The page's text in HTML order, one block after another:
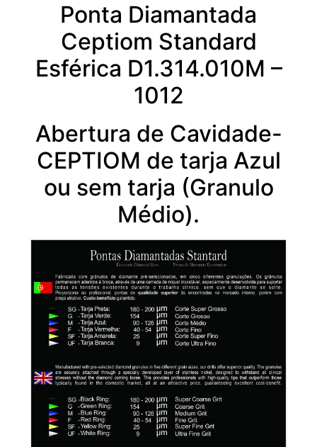
Ponta Diamantada
Ceptiom Standard
Esférica D1.314.010M –
1012
Abertura de Cavidade-
CEPTIOM de tarja Azul
ou sem tarja (Granulo
Médio).